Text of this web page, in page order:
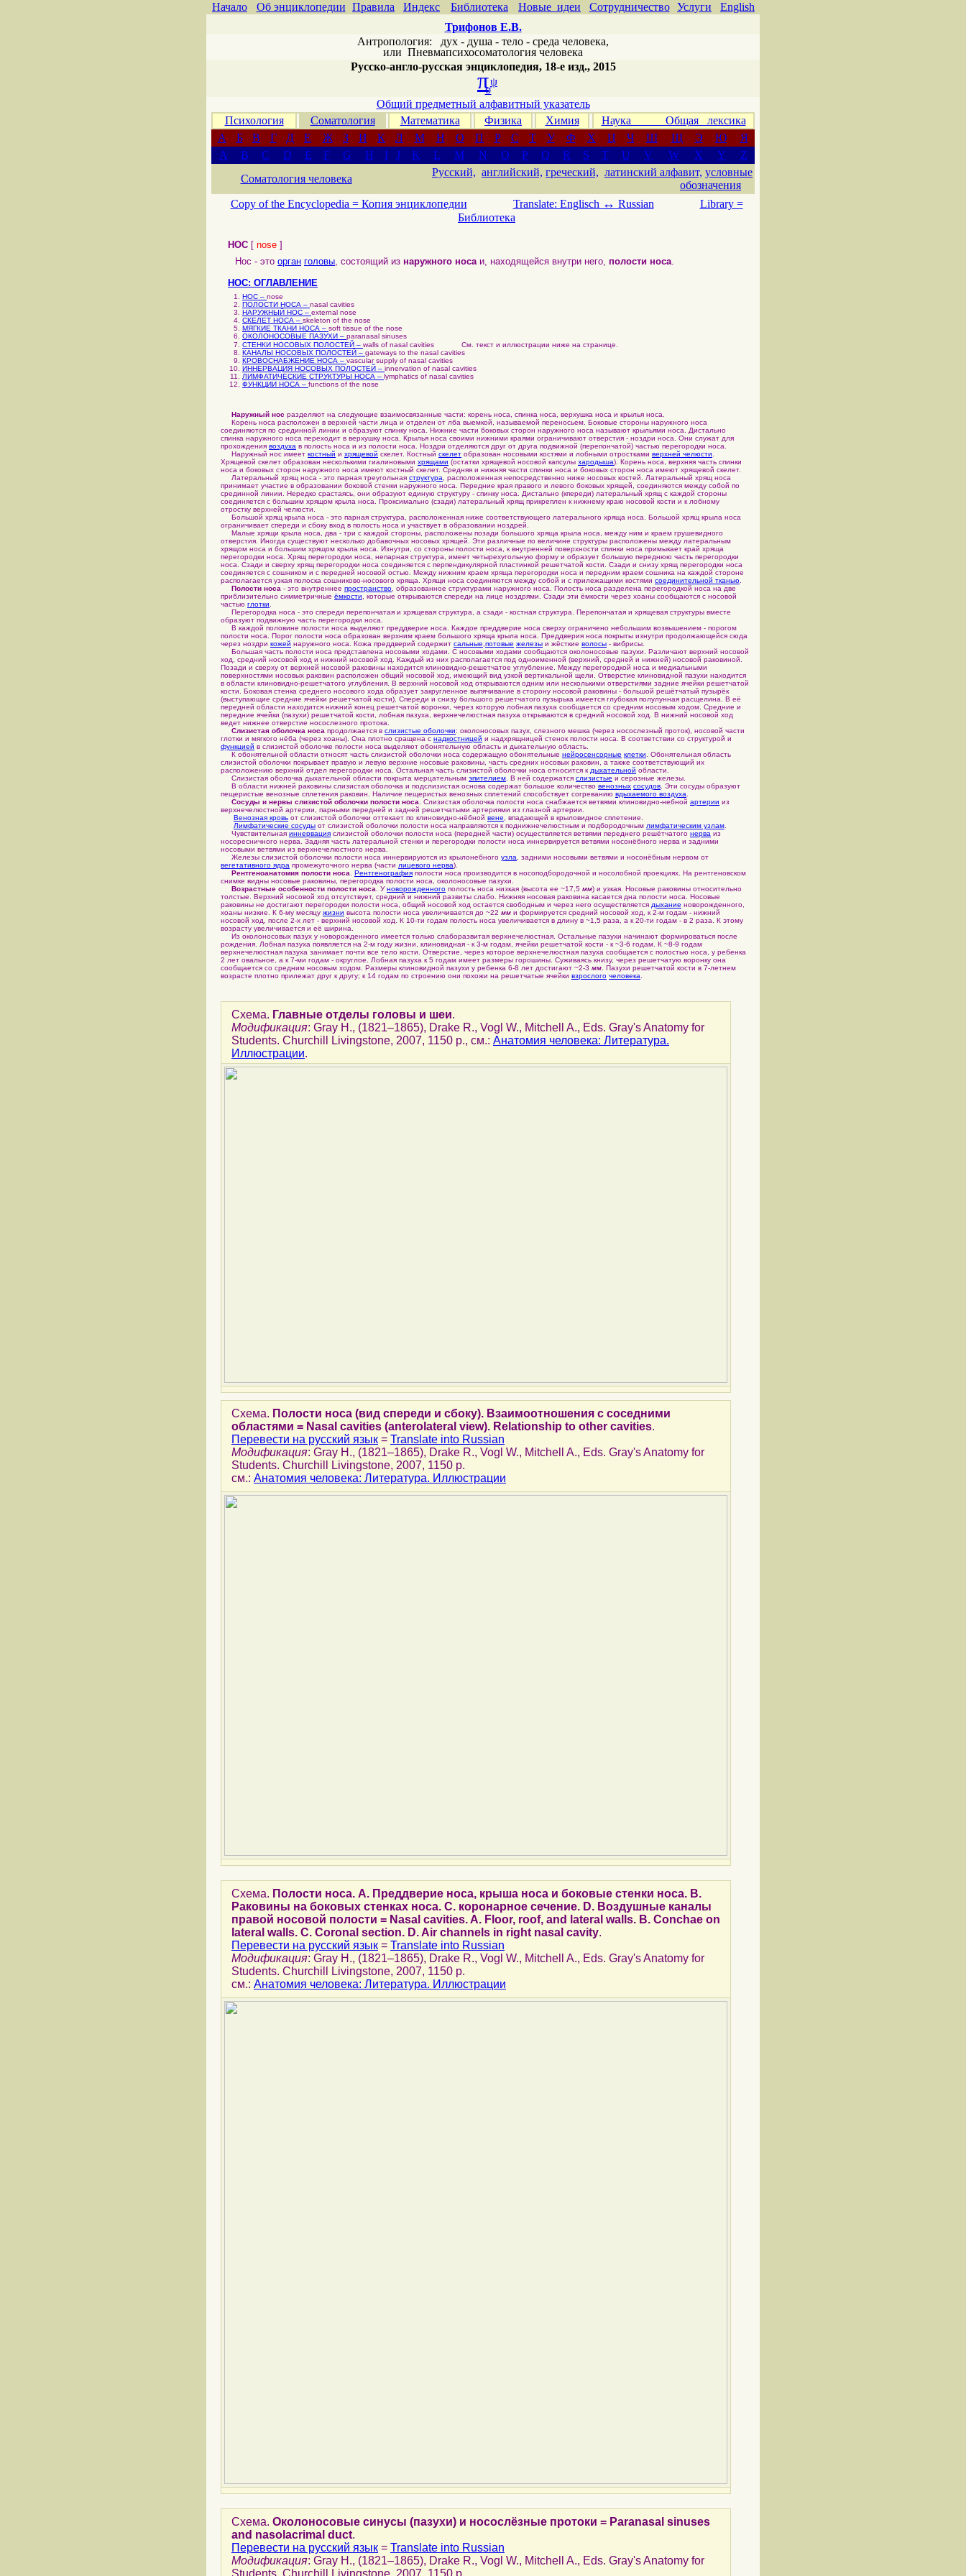
Начало Об энциклопедии Правила Индекс Библиотека Новые идеи Сотрудничество Услуги
English
Трифонов Е.В.
Антропология: дух - душа - тело - среда человека,
или Пневмапсихосоматология человека
Русско-англо-русская энциклопедия, 18-е изд., 2015
πψ
σ
Общий предметный алфавитный указатель
Психология
Соматология Математика Физика Химия
Наука Общая лексика
А
Б В Г Д Е Ж З И К Л М Н О П Р С Т У Ф Х Ц Ч Ш Щ Э Ю
Я
A
B C D E F G H I J K L M N O P Q R S T U V W X Y
Z
Соматология человека
Русский, английский, греческий, латинский алфавит, условные
обозначения
Copy of the Encyclopedia = Копия энциклопедии Translate: Englisch ↔ Russian
Library =
Библиотека
НОС [ nose ]
Нос - это орган головы, состоящий из наружного носаи, находящейся внутри него, полости носа.
НОС: ОГЛАВЛЕНИЕ
НОС – nose
ПОЛОСТИ НОСА – nasal cavities
НАРУЖНЫЙ НОС – external nose
СКЕЛЕТ НОСА – skeleton of the nose
МЯГКИЕ ТКАНИ НОСА – soft tissue of the nose
ОКОЛОНОСОВЫЕ ПАЗУХИ – paranasal sinuses
СТЕНКИ НОСОВЫХ ПОЛОСТЕЙ – walls of nasal cavities
См. текст и иллюстрации ниже на странице.
КАНАЛЫ НОСОВЫХ ПОЛОСТЕЙ – gateways to the nasal cavities
КРОВОСНАБЖЕНИЕ НОСА – vascular supply of nasal cavities
ИННЕРВАЦИЯ НОСОВЫХ ПОЛОСТЕЙ – innervation of nasal cavities
ЛИМФАТИЧЕСКИЕ СТРУКТУРЫ НОСА – lymphatics of nasal cavities
ФУНКЦИИ НОСА – functions of the nose
Наружный нос разделяют на следующие взаимосвязанные части: корень носа, спинка носа, верхушка носа и крылья носа.
Корень носа расположен в верхней части лица и отделен от лба выемкой, называемой переносьем. Боковые стороны наружного носа
соединяются по срединной линии и образуют спинку носа. Нижние части боковых сторон наружного носа называют крыльями носа. Дистально
спинка наружного носа переходит в верхушку носа. Крылья носа своими нижними краями ограничивают отверстия - ноздри носа. Они служат для
прохождения воздуха в полость носа и из полости носа. Ноздри отделяются друг от друга подвижной (перепончатой) частью перегородки носа.
Наружный нос имеет костный и хрящевой скелет. Костный скелет образован носовыми костями и лобными отростками верхней челюсти
Хрящевой скелет образован несколькими гиалиновыми хрящами (остатки хрящевой носовой капсулы зародыша). Корень носа, верхняя часть спинки
носа и боковых сторон наружного носа имеют костный скелет. Средняя и нижняя части спинки носа и боковых сторон носа имеют хрящевой скелет.
Латеральный хрящ носа - это парная треугольная структура , расположенная непосредственно ниже носовых костей. Латеральный хрящ носа
принимает участие в образовании боковой стенки наружного носа. Передние края правого и левого боковых хрящей, соединяются между собой по
срединной линии. Нередко срастаясь, они образуют единую структуру - спинку носа. Дистально (кпереди) латеральный хрящ с каждой стороны
соединяется с большим хрящом крыла носа. Проксимально (сзади) латеральный хрящ прикреплен к нижнему краю носовой кости и к лобному
отростку верхней челюсти.
Большой хрящ крыла носа - это парная структура, расположенная ниже соответствующего латерального хряща носа. Большой хрящ крыла носа
ограничивает спереди и сбоку вход в полость носа и участвует в образовании ноздрей.
Малые хрящи крыла носа, два - три с каждой стороны, расположены позади большого хряща крыла носа, между ним и краем грушевидного
отверстия. Иногда существуют несколько добавочных носовых хрящей. Эти различные по величине структуры расположены между латеральным
хрящом носа и большим хрящом крыла носа. Изнутри, со стороны полости носа, к внутренней поверхности спинки носа примыкает край хряща
перегородки носа. Хрящ перегородки носa, непарная структура, имеет четырехугольную форму и образует большую переднюю часть перегородки
носа. Сзади и сверху хрящ перегородки носа соединяется с перпендикулярной пластинкой решетчатой кости. Сзади и снизу хрящ перегородки носа
соединяется с сошником и с передней носовой остью. Между нижним краем хряща перегородки носа и передним краем сошника на каждой стороне
располагается узкая полоска сошниково-носового хряща. Хрящи носа соединяются между собой и с прилежащими костями соединительной тканью
Полости носа - это внутреннее пространство , образованное структурами наружного носа. Полость носа разделена перегородкой носа на две
приблизительно симметричные ёмкости , которые открываются спереди на лице ноздрями. Сзади эти ёмкости через хоаны сообщаются с носовой
частью глотки
Перегородка носа - это спереди перепончатая и хрящевая структура, а сзади - костная структура. Перепончатая и хрящевая структуры вместе
образуют подвижную часть перегородки носа.
В каждой половине полости носа выделяют преддверие носа. Каждое преддверие носа сверху ограничено небольшим возвышением - порогом
полости носа. Порог полости носа образован верхним краем большого хряща крыла носа. Преддверия носа покрыты изнутри продолжающейся сюда
через ноздри кожей наружного носа. Кожа преддверий содержит сальные потовые железы и жёсткие волосы - вибрисы.
Большая часть полости носа представлена носовыми ходами. С носовыми ходами сообщаются околоносовые пазухи. Различают верхний носовой
ход, средний носовой ход и нижний носовой ход. Каждый из них располагается под одноименной (верхний, средней и нижней) носовой раковиной.
Позади и сверху от верхней носовой раковины находится клиновидно-решетчатое углубление. Между перегородкой носа и медиальными
поверхностями носовых раковин расположен общий носовой ход, имеющий вид узкой вертикальной щели. Отверстие клиновидной пазухи находится
в области клиновидно-решетчатого углубления. В верхний носовой ход открываются одним или несколькими отверстиями задние ячейки решетчатой
кости. Боковая стенка среднего носового хода образует закругленное выпячивание в сторону носовой раковины - большой решётчатый пузырёк
(выступающие средние ячейки решетчатой кости). Спереди и снизу большого решетчатого пузырька имеется глубокая полулунная расщелина. В её
передней области находится нижний конец решетчатой воронки, через которую лобная пазуха сообщается со средним носовым ходом. Средние и
передние ячейки (пазухи) решетчатой кости, лобная пазуха, верхнечелюстная пазуха открываются в средний носовой ход. В нижний носовой ход
ведет нижнее отверстие носослезного протока.
Слизистая оболочка носа продолжается в слизистые оболочки: околоносовых пазух, слезного мешка (через носослезный проток), носовой части
глотки и мягкого нёба (через хоаны). Она плотно сращена с надкостницей и надхрящницей стенок полости носа. В соответствии со структурой и
функцией в слизистой оболочке полости носа выделяют обонятельную область и дыхательную область.
К обонятельной области относят часть слизистой оболочки носа содержащую обонятельные нейросенсорные клетки . Обонятельная область
слизистой оболочки покрывает правую и левую верхние носовые раковины, часть средних носовых раковин, а также соответствующий их
расположению верхний отдел перегородки носа. Остальная часть слизистой оболочки носа относится к дыхательной области.
Слизистая оболочка дыхательной области покрыта мерцательным эпителием . В ней содержатся слизистые и серозные железы.
В области нижней раковины слизистая оболочка и подслизистая основа содержат большое количество венозных сосудов . Эти сосуды образуют
пещеристые венозные сплетения раковин. Наличие пещеристых венозных сплетений способствует согреванию вдыхаемого воздуха
Сосуды и нервы слизистой оболочки полости носа . Слизистая оболочка полости носа снабжается ветвями клиновидно-небной артерии из
верхнечелюстной артерии, парными передней и задней решетчатыми артериями из глазной артерии.
Венозная кровь от слизистой оболочки оттекает по клиновидно-нёбной вене , впадающей в крыловидное сплетение.
Лимфатические сосуды от слизистой оболочки полости носа направляются к поднижнечелюстным и подбородочным лимфатическим узлам
Чувствительная иннервация слизистой оболочки полости носа (передней части) осуществляется ветвями переднего решётчатого нерва из
носоресничного нерва. Задняя часть латеральной стенки и перегородки полости носа иннервируется ветвями носонёбного нерва и задними
носовыми ветвями из верхнечелюстного нерва.
Железы слизистой оболочки полости носа иннервируются из крылонебного узла , задними носовыми ветвями и носонёбным нервом от
вегетативного ядра промежуточного нерва (части лицевого нерва).
Рентгеноанатомия полости носа
Рентгенография полости носа производится в носоподбородочной и носолобной проекциях. На рентгеновском
снимке видны носовые раковины, перегородка полости носа, околоносовые пазухи.
Возрастные особенности полости носа . Уноворожденного полость носа низкая (высота ее ~17,5 мм) и узкая. Носовые раковины относительно
толстые. Верхний носовой ход отсутствует, средний и нижний развиты слабо. Нижняя носовая раковина касается дна полости носа. Носовые
раковины не достигают перегородки полости носа, общий носовой ход остается свободным и через него осуществляется дыхание новорожденного,
хоаны низкие. К 6-му месяцу жизни высота полости носа увеличивается до ~22 мм и формируется средний носовой ход, к 2-м годам - нижний
носовой ход, после 2-х лет - верхний носовой ход. К 10-ти годам полость носа увеличивается в длину в ~1,5 раза, а к 20-ти годам - в 2 раза. К этому
возрасту увеличивается и её ширина.
Из околоносовых пазух у новорожденного имеется только слаборазвитая верхнечелюстная. Остальные пазухи начинают формироваться после
рождения. Лобная пазуха появляется на 2-м году жизни, клиновидная - к 3-м годам, ячейки решетчатой кости - к ~3-6 годам. К ~8-9 годам
верхнечелюстная пазуха занимает почти все тело кости. Отверстие, через которое верхнечелюстная пазуха сообщается с полостью носа, у ребенка
2 лет овальное, а к 7-ми годам - округлое. Лобная пазуха к 5 годам имеет размеры горошины. Суживаясь книзу, через решетчатую воронку она
сообщается со средним носовым ходом. Размеры клиновидной пазухи у ребенка 6-8 лет достигают ~2-3 мм . Пазухи решетчатой кости в 7-летнем
возрасте плотно прилежат друг к другу; к 14 годам по строению они похожи на решетчатые ячейки взрослого человека
Схема. Главные отделы головы и шеи.
Модификация: Gray H., (1821–1865), Drake R., Vogl W., Mitchell A., Eds. Gray's Anatomy for
Students. Churchill Livingstone, 2007, 1150 p., см.: Анатомия человека: Литература.
Иллюстрации.
Схема. Полости носа (вид спереди и сбоку). Взаимоотношения с соседними
областями = Nasal cavities (anterolateral view). Relationship to other cavities.
Перевести на русский язык = Translate into Russian
Модификация: Gray H., (1821–1865), Drake R., Vogl W., Mitchell A., Eds. Gray's Anatomy for
Students. Churchill Livingstone, 2007, 1150 p.
см.: Анатомия человека: Литература. Иллюстрации
Схема. Полости носа. А. Преддверие носа, крыша носа и боковые стенки носа. B.
Раковины на боковых стенках носа. C. коронарное сечение. D. Воздушные каналы
правой носовой полости = Nasal cavities. A. Floor, roof, and lateral walls. B. Conchae on
lateral walls. C. Coronal section. D. Air channels in right nasal cavity.
Перевести на русский язык = Translate into Russian
Модификация: Gray H., (1821–1865), Drake R., Vogl W., Mitchell A., Eds. Gray's Anatomy for
Students. Churchill Livingstone, 2007, 1150 p.
см.: Анатомия человека: Литература. Иллюстрации
Схема. Околоносовые синусы (пазухи) и носослёзные протоки = Paranasal sinuses
and nasolacrimal duct.
Перевести на русский язык = Translate into Russian
Модификация: Gray H., (1821–1865), Drake R., Vogl W., Mitchell A., Eds. Gray's Anatomy for
Students. Churchill Livingstone, 2007, 1150 p.